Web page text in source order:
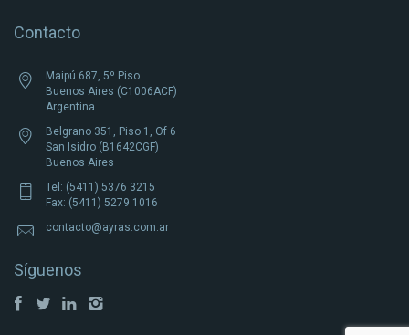
Contacto
Maipú 687, 5º Piso
Buenos Aires (C1006ACF)
Argentina
Belgrano 351, Piso 1, Of 6
San Isidro (B1642CGF)
Buenos Aires
Tel: (5411) 5376 3215
Fax: (5411) 5279 1016
contacto@ayras.com.ar
Síguenos